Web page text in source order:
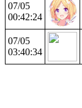
07/05
00:42:24
07/05
03:40:34